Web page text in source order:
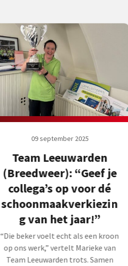
09 september 2025
Team Leeuwarden
(Breedweer): “Geef je
collega’s op voor dé
schoonmaakverkiezin
g van het jaar!”
“Die beker voelt echt als een kroon
op ons werk,” vertelt Marieke van
Team Leeuwarden trots. Samen